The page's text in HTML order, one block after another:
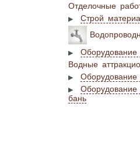
Отделочные
Строй
Водные
Оборудование
бань